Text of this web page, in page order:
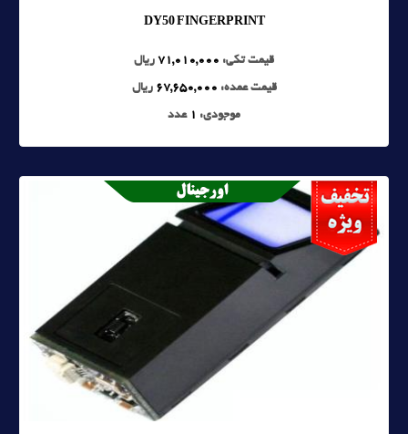
DY50 FINGERPRINT
قیمت تکی: 71,010,000 ریال
قیمت عمده: 67,650,000 ریال
موجودی: 1 عدد